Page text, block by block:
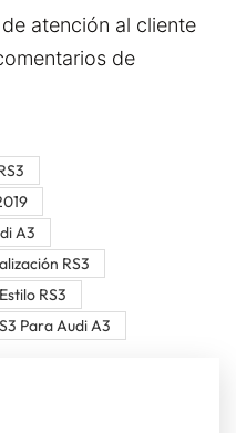
atención al cliente
de
A3
RS3
RS3
Para Audi A3